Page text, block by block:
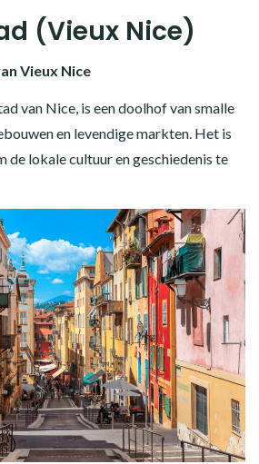
(Vieux Nice)
Vieux Nice
van Nice, is een doolhof van smalle
en levendige markten. Het is
de lokale cultuur en geschiedenis te